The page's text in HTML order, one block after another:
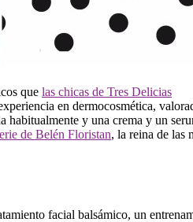
que las chicas de Tres Delicias
en dermocosmética,
habitualmente y una crema y un
de Belén Floristan, la reina de las
facial balsámico, un